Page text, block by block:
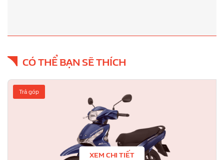
CÓ THỂ BẠN SẼ THÍCH
XEM CHI TIẾT
Trả góp